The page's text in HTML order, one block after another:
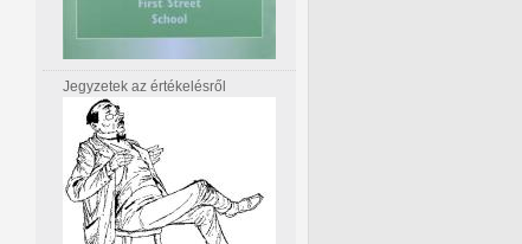
Jegyzetek az értékelésről